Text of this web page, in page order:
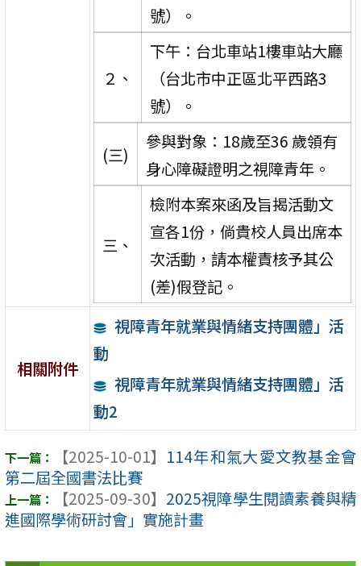
號）。
２、
下午：台北車站1樓車站大廳
（台北市中正區北平西路3
號）。
(三)
參與對象：18歲至36 歲領有
身心障礙證明之視障青年。
三、
檢附本案來函及旨揭活動文
宣各1份，倘貴校人員出席本
次活動，請本權責核予其公
(差)假登記。
相關附件
視障青年就業與情緒支持團體」活
動
視障青年就業與情緒支持團體」活
動2
【2025-10-01】 114年和氣大愛文教基金會
第二屆全國書法比賽
【2025-09-30】 2025視障學生閱讀素養與精
進國際學術研討會」實施計畫